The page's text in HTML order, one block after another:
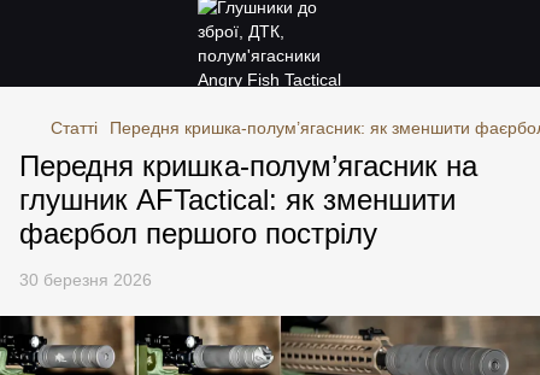
Статті Передня кришка-полум’ягасник: як зменшити
Передня кришка-полум’ягасник на
глушник AFTactical: як зменшити
фаєрбол першого пострілу
30 березня 2026